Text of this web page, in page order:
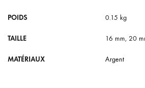
POIDS 0.15 kg
TAILLE 16 mm, 20
MATÉRIAUX Argent